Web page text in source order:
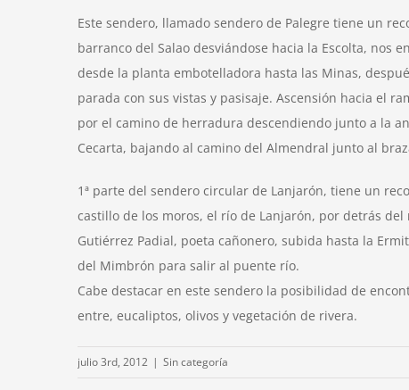
Este sendero, llamado sendero de Palegre tiene un
barranco del Salao desviándose hacia la Escolta, nos
desde la planta embotelladora hasta las Minas,
parada con sus vistas y pasisaje. Ascensión hacia el
por el camino de herradura descendiendo junto a la
Cecarta, bajando al camino del Almendral junto al
1ª parte del sendero circular de Lanjarón, tiene un
castillo de los moros, el río de Lanjarón, por detrás
Gutiérrez Padial, poeta cañonero, subida hasta la
del Mimbrón para salir al puente río.
Cabe destacar en este sendero la posibilidad de
entre, eucaliptos, olivos y vegetación de rivera.
julio 3rd, 2012 | Sin categoría